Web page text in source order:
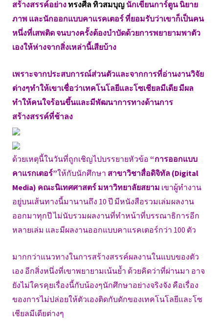
สร้างสรรค์อย่างทรงศีล ทิวสมบุญ นักเขียนการ์ตูน นิยาย
ภาพ และนักออกแบบคาแรคเตอร์ ที่ยอมรับว่าเขาก็เป็นคน
หนึ่งที่เสพติด จนบางครั้งต้องบำบัดด้วยการพยายามพาตัว
เองให้ห่างจากสิ่งเหล่านี้เสียบ้าง
เพราะจากประสบการณ์ส่วนตัวและจากการที่อ่านงานวิจัย
ต่างๆทำให้เขาเชื่อว่าเทคโนโลยีและโซเชียลมีเดีย มีผล
ทำให้คนใจร้อนขึ้นและมีพัฒนาการทางด้านการ
สร้างสรรค์ที่ช้าลง
ด้วยเหตุนี้ในวันที่ถูกเชิญไปบรรยายหัวข้อ “การออกแบบ
คาแรกเตอร์”ให้กับนักศึกษา สาขาวิชาสื่อดิจิทัล (Digital
Media) คณะนิเทศศาสตร์ มหาวิทยาลัยสยาม เขาผู้ทำงาน
อยู่บนเส้นทางนี้มานานถึง 10 ปี มีหนังสือรวมเล่มผลงาน
ออกมาทุกปี ไม่นับรวมผลงานที่ทำหน้าที่บรรณาธิการอีก
หลายเล่ม และมีผลงานออกแบบคาแรคเตอร์กว่า 100 ตัว
มากกว่าแนวทางในการสร้างสรรค์ผลงานในแบบของตัว
เอง อีกสิ่งหนึ่งที่เขาพยายามเน้นย้ำ ด้วยคิดว่าที่ผ่านมา อาจ
ยังไม่ใครคุยเรื่องนี้กับน้องๆนักศึกษาอย่างจริงจัง คือเรื่อง
ของการไม่ปล่อยให้ตัวเองติดกับดักของเทคโนโลยีและโซ
เชียลมีเดียต่างๆ